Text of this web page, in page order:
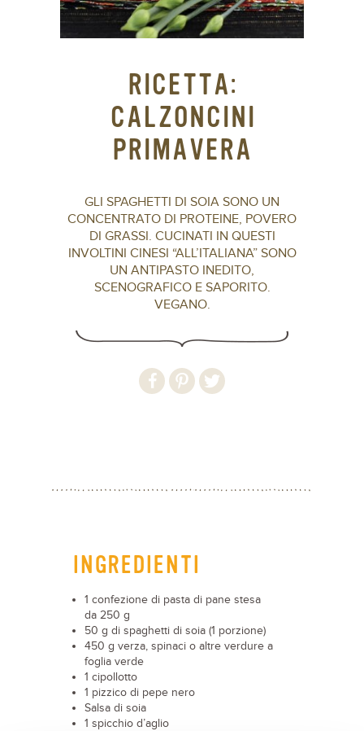
RICETTA:
CALZONCINI
PRIMAVERA
GLI SPAGHETTI DI SOIA SONO UN
CONCENTRATO DI PROTEINE, POVERO
DI GRASSI. CUCINATI IN QUESTI
INVOLTINI CINESI “ALL’ITALIANA” SONO
UN ANTIPASTO INEDITO,
SCENOGRAFICO E SAPORITO.
VEGANO.
INGREDIENTI
1 confezione di pasta di pane stesa
da 250 g
50 g di spaghetti di soia (1 porzione)
450 g verza, spinaci o altre verdure a
foglia verde
1 cipollotto
1 pizzico di pepe nero
Salsa di soia
1 spicchio d’aglio